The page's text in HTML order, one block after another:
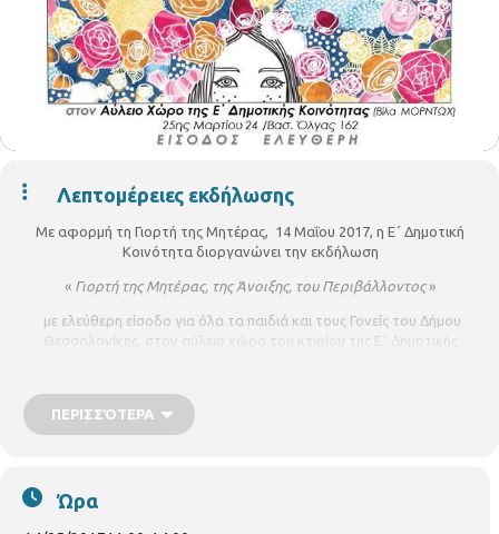
Λεπτομέρειες εκδήλωσης
Με αφορμή τη Γιορτή της Μητέρας, 14 Μαΐου 2017, η Ε΄ Δημοτική
Κοινότητα διοργανώνει την εκδήλωση
« Γιορτή της Μητέρας, της Άνοιξης, του Περιβάλλοντος»
με ελεύθερη είσοδο για όλα τα παιδιά και τους Γονείς του Δήμου
Θεσσαλονίκης, στον αύλειο χώρο του κτιρίου της Ε΄ Δημοτικής
25ης Μαρτίου 24 /Βασ. Όλγας 162
την Κυριακή 14 Μαϊου 2017 ώρα 11:00πμ
Παιχνίδια με τα παιδιά (παραδοσιακά, εκπαιδευτικά, κινητικά,
ΠΕΡΙΣΣΌΤΕΡΑ
Ώρα